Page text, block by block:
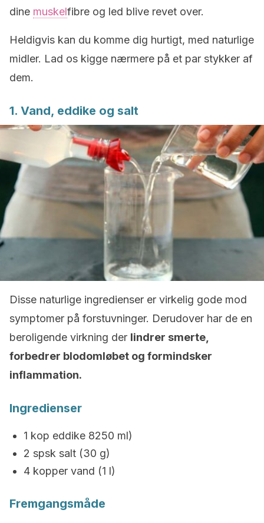
dine muskelfibre og led blive revet over.
Heldigvis kan du komme dig hurtigt, med naturlige
midler. Lad os kigge nærmere på et par stykker af
dem.
1. Vand, eddike og salt
Disse naturlige ingredienser er virkelig gode mod
symptomer på forstuvninger. Derudover har de en
beroligende virkning der lindrer smerte,
forbedrer blodomløbet og formindsker
inflammation.
Ingredienser
1 kop eddike 8250 ml)
2 spsk salt (30 g)
4 kopper vand (1 l)
Fremgangsmåde